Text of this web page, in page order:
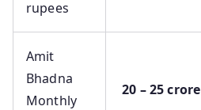
rupees
Amit
Bhadna
Monthly
20 – 25 crore